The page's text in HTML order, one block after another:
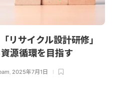
リサイクル設計研修」
源循環を目指す
, 2025年7月1日